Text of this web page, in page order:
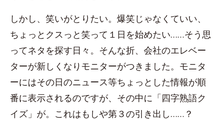
しかし、笑いがとりたい。爆笑じゃなくていい、
ちょっとクスっと笑って１日を始めたい……そう思
ってネタを探す日々。そんな折、会社のエレベー
ターが新しくなりモニターがつきました。モニタ
ーにはその日のニュース等ちょっとした情報が順
番に表示されるのですが、その中に「四字熟語ク
イズ」が。これはもしや第３の引き出し……？